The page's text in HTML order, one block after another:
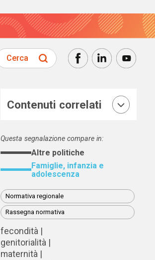
Cerca
Contenuti correlati
Questa segnalazione compare in:
Altre politiche
Famiglie, infanzia e
adolescenza
Normativa regionale
Rassegna normativa
fecondità
genitorialità
maternità